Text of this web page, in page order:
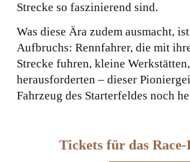
Strecke so faszinierend sind.
Was diese Ära zudem ausmacht,
Aufbruchs: Rennfahrer, die mit
Strecke fuhren, kleine
herausforderten – dieser
Fahrzeug des Starterfeldes noch
Tickets für das Race-